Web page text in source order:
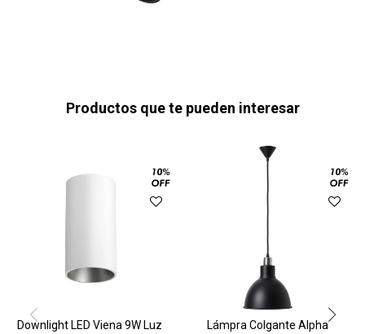
Productos que te pueden interesar
Downlight LED Viena 9W Luz
Lámpra Colgante Alpha